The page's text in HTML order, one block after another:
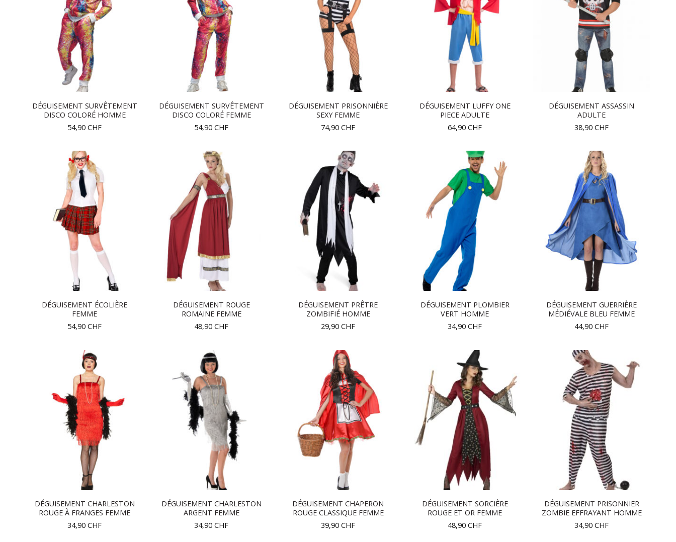
DÉGUISEMENT SURVÊTEMENT
DISCO COLORÉ HOMME
54,90 CHF
DÉGUISEMENT SURVÊTEMENT
DISCO COLORÉ FEMME
54,90 CHF
DÉGUISEMENT PRISONNIÈRE
SEXY FEMME
74,90 CHF
DÉGUISEMENT LUFFY ONE
PIECE ADULTE
64,90 CHF
DÉGUISEMENT ASSASSIN
ADULTE
38,90 CHF
DÉGUISEMENT ÉCOLIÈRE
FEMME
54,90 CHF
DÉGUISEMENT ROUGE
ROMAINE FEMME
48,90 CHF
DÉGUISEMENT PRÊTRE
ZOMBIFIÉ HOMME
29,90 CHF
DÉGUISEMENT PLOMBIER
VERT HOMME
34,90 CHF
DÉGUISEMENT GUERRIÈRE
MÉDIÉVALE BLEU FEMME
44,90 CHF
DÉGUISEMENT CHARLESTON
ROUGE À FRANGES FEMME
34,90 CHF
DÉGUISEMENT CHARLESTON
ARGENT FEMME
34,90 CHF
DÉGUISEMENT CHAPERON
ROUGE CLASSIQUE FEMME
39,90 CHF
DÉGUISEMENT SORCIÈRE
ROUGE ET OR FEMME
48,90 CHF
DÉGUISEMENT PRISONNIER
ZOMBIE EFFRAYANT HOMME
34,90 CHF